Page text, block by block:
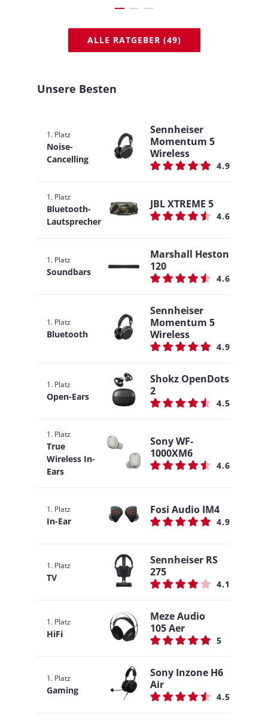
ALLE RATGEBER (49)
Unsere Besten
1. Platz
Noise-
Cancelling
Sennheiser
Momentum 5
Wireless
4.9
1. Platz
Bluetooth-
Lautsprecher
JBL XTREME 5
4.6
1. Platz
Soundbars
Marshall Heston
120
4.6
1. Platz
Bluetooth
Sennheiser
Momentum 5
Wireless
4.9
1. Platz
Open-Ears
Shokz OpenDots
2
4.5
1. Platz
True
Wireless In-
Ears
Sony WF-
1000XM6
4.6
1. Platz
In-Ear
Fosi Audio IM4
4.9
1. Platz
TV
Sennheiser RS
275
4.1
1. Platz
HiFi
Meze Audio
105 Aer
5
1. Platz
Gaming
Sony Inzone H6
Air
4.5